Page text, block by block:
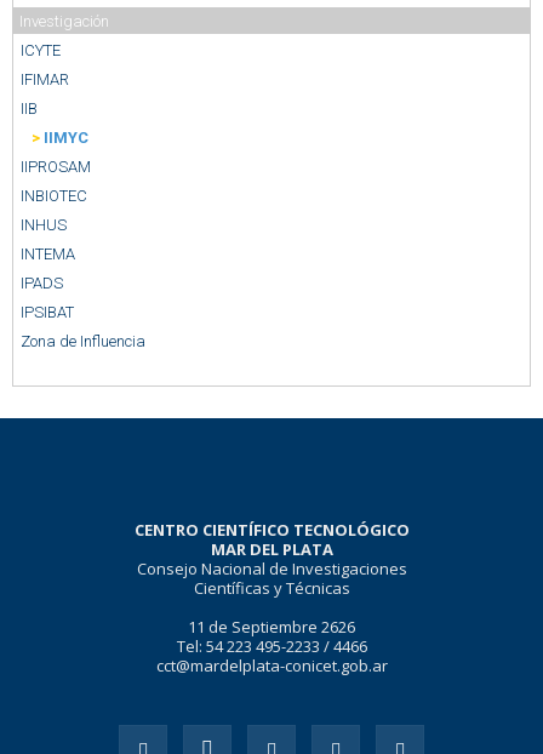
Investigación
ICYTE
IFIMAR
IIB
> IIMYC
IIPROSAM
INBIOTEC
INHUS
INTEMA
IPADS
IPSIBAT
Zona de Influencia
CENTRO CIENTÍFICO TECNOLÓGICO
MAR DEL PLATA
Consejo Nacional de Investigaciones
Científicas y Técnicas
11 de Septiembre 2626
Tel: 54 223 495-2233 / 4466
cct@mardelplata-conicet.gob.ar